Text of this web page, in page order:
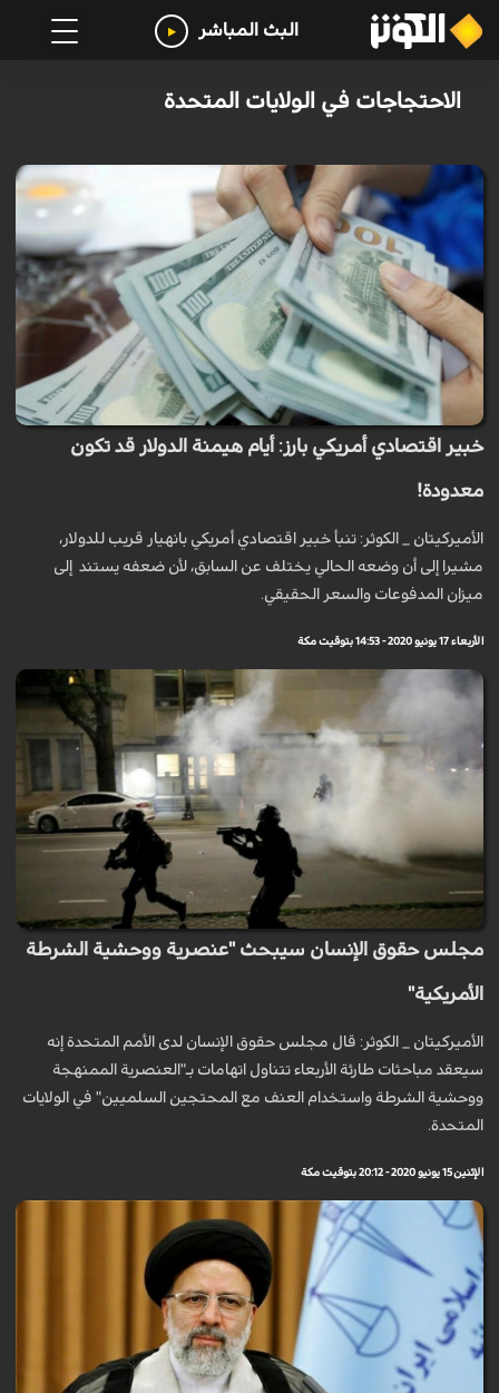
البث المباشر
الاحتجاجات في الولايات المتحدة
خبير اقتصادي أمريكي بارز: أيام هيمنة الدولار قد تكون
معدودة!
الأميركيتان _ الكوثر: تنبأ خبير اقتصادي أمريكي بانهيار قريب للدولار،
مشيرا إلى أن وضعه الحالي يختلف عن السابق، لأن ضعفه يستند إلى
ميزان المدفوعات والسعر الحقيقي.
الأربعاء 17 يونيو 2020 - 14:53 بتوقيت مكة
مجلس حقوق الإنسان سيبحث "عنصرية ووحشية الشرطة
الأمريكية"
الأميركيتان _ الكوثر: قال مجلس حقوق الإنسان لدى الأمم المتحدة إنه
سيعقد مباحثات طارئة الأربعاء تتناول اتهامات بـ"العنصرية الممنهجة
ووحشية الشرطة واستخدام العنف مع المحتجين السلميين" في الولايات
المتحدة.
الإثنين 15 يونيو 2020 - 20:12 بتوقيت مكة